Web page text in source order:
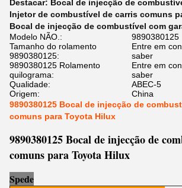
Destacar: Bocal de injecção de
Injetor de combustível de carris comuns
Bocal de injecção de combustível com
Modelo NÃO.:
9890380125
Tamanho do rolamento
9890380125:
Entre em
saber
9890380125 Rolamento
quilograma:
Entre em
saber
Qualidade:
ABEC-5
Origem:
China
9890380125 Bocal de injecção de
comuns para Toyota Hilux
9890380125 Bocal de injecção de
comuns para Toyota Hilux
Spede